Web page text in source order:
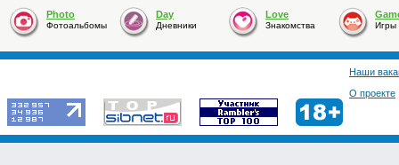
Photo
Фотоальбомы
Day
Дневники
Love
Знакомства Игры
Наши
О проекте